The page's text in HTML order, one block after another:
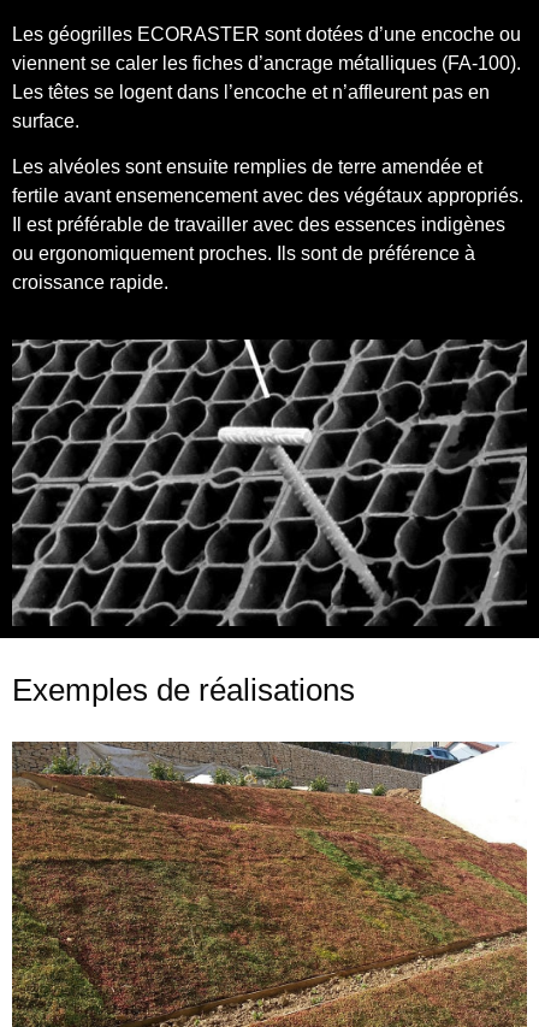
Les géogrilles ECORASTER sont dotées d’une encoche ou
viennent se caler les fiches d’ancrage métalliques (FA-100).
Les têtes se logent dans l’encoche et n’affleurent pas en
surface.
Les alvéoles sont ensuite remplies de terre amendée et
fertile avant ensemencement avec des végétaux appropriés.
Il est préférable de travailler avec des essences indigènes
ou ergonomiquement proches. Ils sont de préférence à
croissance rapide.
Exemples de réalisations